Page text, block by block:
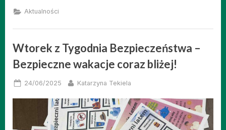
Aktualności
Wtorek z Tygodnia Bezpieczeństwa –
Bezpieczne wakacje coraz bliżej!
Posted
24/06/2025 By
Katarzyna Tekiela